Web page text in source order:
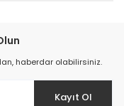
haberdar olabilirsiniz.
Kayıt Ol